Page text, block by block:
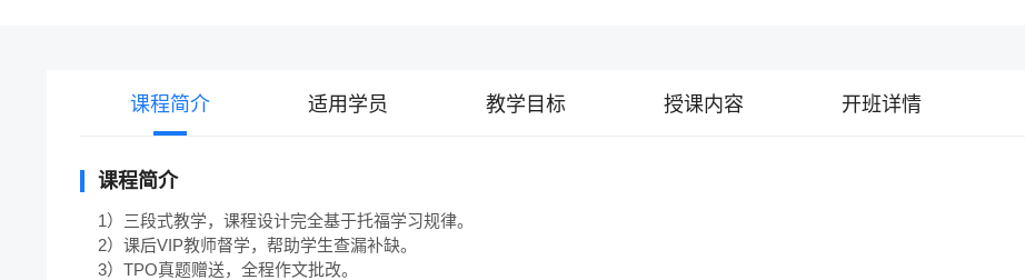
课程简介 适用学员 教学目标 授课内容 开班详情
课程简介
1）三段式教学，课程设计完全基于托福学习规律。
2）课后VIP教师督学，帮助学生查漏补缺。
3）TPO真题赠送，全程作文批改。